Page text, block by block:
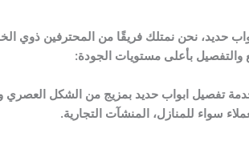
نحن نمتلك فريقًا من المحترفين ذوي
والتفصيل بأعلى مستويات الجودة:
تفصيل ابواب حديد بمزيج من الشكل العصري
سواء للمنازل، المنشآت التجارية.